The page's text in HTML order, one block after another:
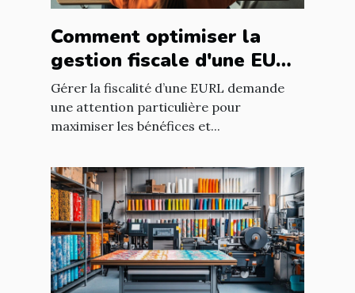
Comment optimiser la
gestion fiscale d'une EURL
?
Gérer la fiscalité d’une EURL demande
une attention particulière pour
maximiser les bénéfices et...